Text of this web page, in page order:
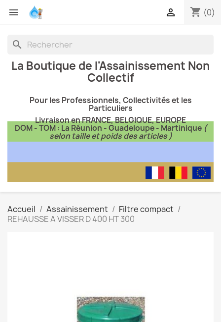
 shopping_cart (0)

search
La Boutique de l'Assainissement Non
Collectif
Pour les Professionnels, Collectivités et les
Particuliers
Livraison en FRANCE, BELGIQUE, EUROPE
DOM - TOM : La Réunion - Guadeloupe - Martinique(
selon taille et poids des articles )
Accueil Assainissement
Filtre compact
REHAUSSE A VISSER D 400 HT 300